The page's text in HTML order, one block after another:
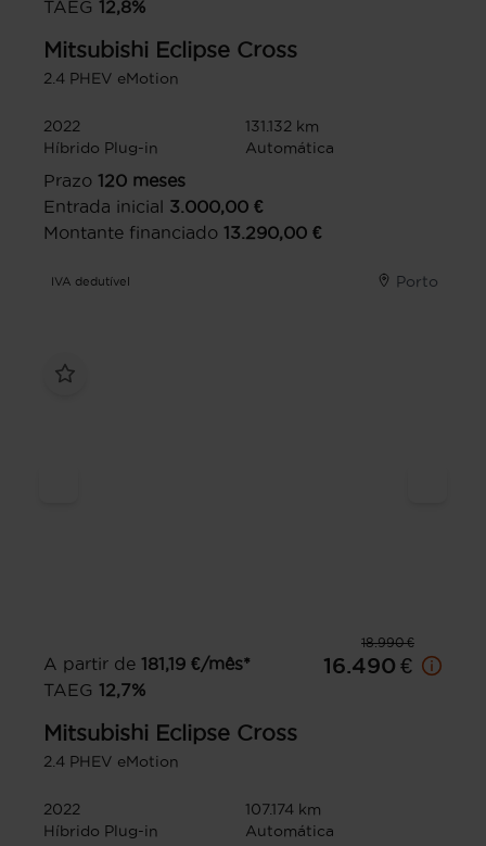
TAEG 12,8%
Mitsubishi Eclipse Cross
2.4 PHEV eMotion
2022
131.132 km
Híbrido Plug-in
Automática
Prazo 120 meses
Entrada inicial
3.000,00 €
Montante financiado 13.290,00 €
IVA dedutível Porto
18.990 €
A partir de 181,19 €/mês*
TAEG 12,7%
16.490 €
Mitsubishi Eclipse Cross
2.4 PHEV eMotion
2022
107.174 km
Híbrido Plug-in
Automática